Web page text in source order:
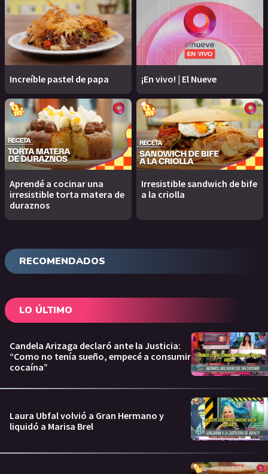
Increíble pastel de papa ¡En vivo! | El Nueve
Aprendé a cocinar una
irresistible torta matera de
duraznos
Irresistible sandwich de bife
a la criolla
RECOMENDADOS
LO ÚLTIMO
Candela Arizaga declaró ante la Justicia:
“Como no tenía sueño, empecé a consumir
cocaína”
Laura Ubfal volvió a Gran Hermano y
liquidó a Marisa Brel